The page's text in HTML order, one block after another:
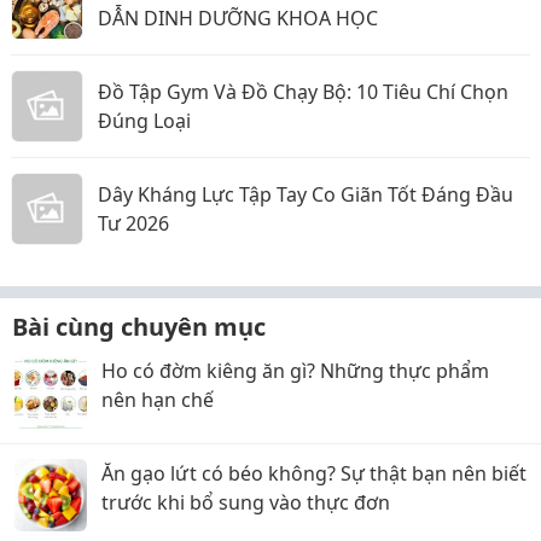
DẪN DINH DƯỠNG KHOA HỌC
Đồ Tập Gym Và Đồ Chạy Bộ: 10 Tiêu Chí Chọn
Đúng Loại
Dây Kháng Lực Tập Tay Co Giãn Tốt Đáng Đầu
Tư 2026
Bài cùng chuyên mục
Ho có đờm kiêng ăn gì? Những thực phẩm
nên hạn chế
Ăn gạo lứt có béo không? Sự thật bạn nên biết
trước khi bổ sung vào thực đơn